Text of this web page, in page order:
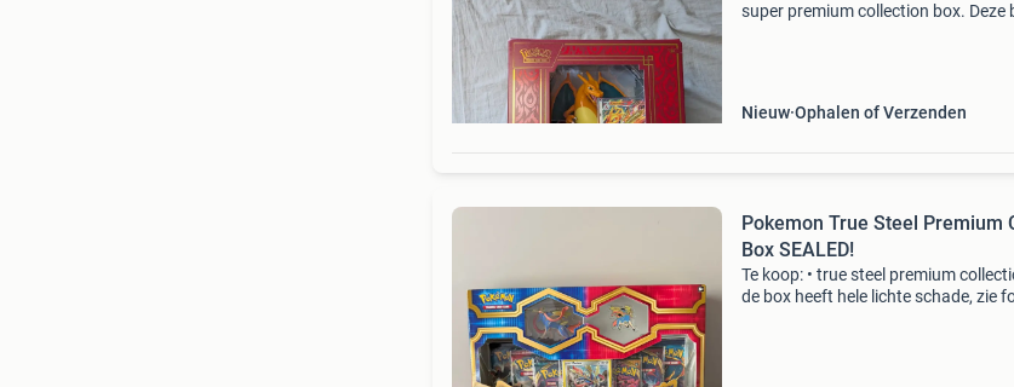
super premium collection box. Deze
Nieuw Ophalen of Verzenden
Pokemon True Steel Premium
Box SEALED!
Te koop: • true steel premium
de box heeft hele lichte schade, zie